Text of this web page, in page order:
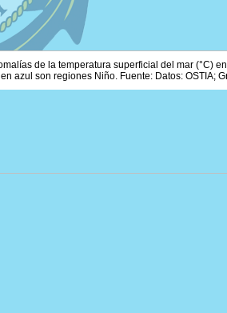
de la temperatura superficial del mar (°C)
azul son regiones Niño. Fuente: Datos: OSTIA;